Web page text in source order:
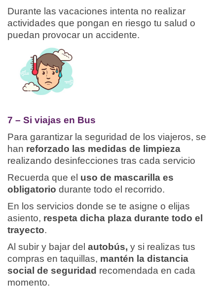
Durante las vacaciones intenta no realizar
actividades que pongan en riesgo tu salud o
puedan provocar un accidente.
7 – Si viajas en Bus
Para garantizar la seguridad de los viajeros, se
han reforzado las medidas de limpieza
realizando desinfecciones tras cada servicio
Recuerda que el uso de mascarilla es
obligatorio durante todo el recorrido.
En los servicios donde se te asigne o elijas
asiento, respeta dicha plaza durante todo el
trayecto.
Al subir y bajar del autobús, y si realizas tus
compras en taquillas, mantén la distancia
social de seguridad recomendada en cada
momento.